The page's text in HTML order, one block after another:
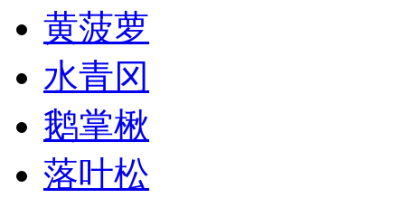
黄菠萝
水青冈
鹅掌楸
落叶松